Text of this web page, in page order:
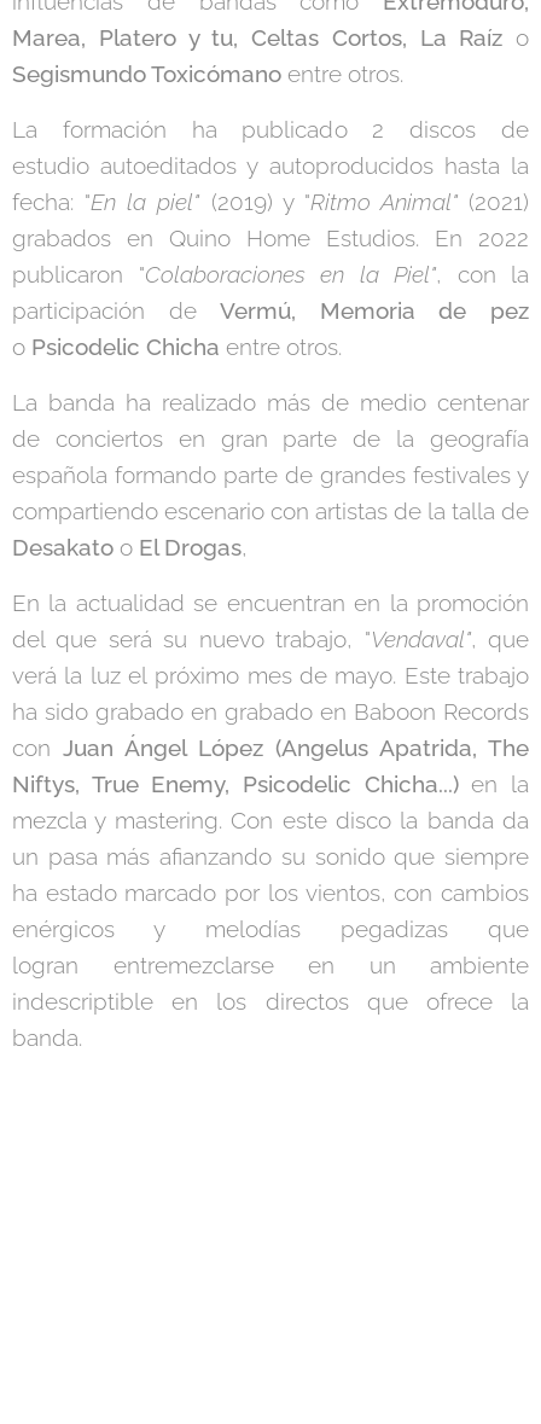
Marea, Platero y tu, Celtas Cortos, La Raíz o
Segismundo Toxicómano entre otros.
La formación ha publicado 2 discos de
estudio autoeditados y autoproducidos hasta la
fecha: "En la piel" (2019) y "Ritmo Animal"(2021)
grabados en Quino Home Estudios. En 2022
publicaron "Colaboraciones en la Piel", con la
participación deVermú, Memoria de pez
o Psicodelic Chicha entre otros.
La banda ha realizado más de medio centenar
de conciertos en gran parte de la geografía
española formando parte de grandes festivales y
compartiendo escenario con artistas de la talla de
Desakato o El Drogas,
En la actualidad se encuentran en la promoción
del que será su nuevo trabajo, "Vendaval", que
verá la luz el próximo mes de mayo. Este trabajo
ha sido grabado en grabado en Baboon Records
con Juan Ángel López (Angelus Apatrida, The
Niftys, True Enemy, Psicodelic Chicha...) en la
mezcla y mastering. Con este disco la banda da
un pasa más afianzando su sonido que siempre
ha estado marcado por los vientos, con cambios
enérgicos y melodías pegadizas que
logran entremezclarse en un ambiente
indescriptible en los directos que ofrece la
banda.